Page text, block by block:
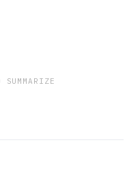
SUMMARIZE